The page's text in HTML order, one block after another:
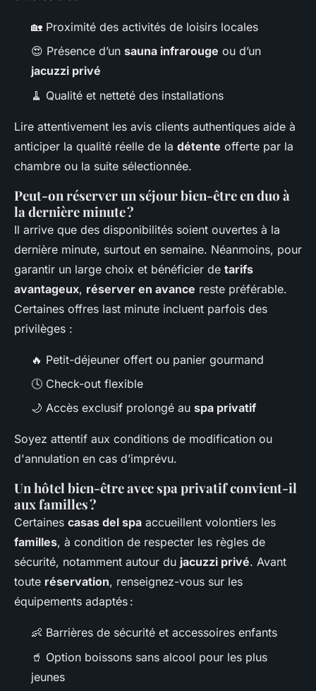
🏡 Proximité des activités de loisirs locales
😍 Présence d’un sauna infrarouge ou d’un
jacuzzi privé
🧹 Qualité et netteté des installations
Lire attentivement les avis clients authentiques aide à
anticiper la qualité réelle de la détente offerte par la
chambre ou la suite sélectionnée.
Peut-on réserver un séjour bien-être en duo à
la dernière minute ?
Il arrive que des disponibilités soient ouvertes à la
dernière minute, surtout en semaine. Néanmoins, pour
garantir un large choix et bénéficier de tarifs
avantageux, réserver en avance reste préférable.
Certaines offres last minute incluent parfois des
privilèges :
🔥 Petit-déjeuner offert ou panier gourmand
🕓 Check-out flexible
🌙 Accès exclusif prolongé au spa privatif
Soyez attentif aux conditions de modification ou
d'annulation en cas d’imprévu.
Un hôtel bien-être avec spa privatif convient-il
aux familles ?
Certaines casas del spa accueillent volontiers les
familles, à condition de respecter les règles de
sécurité, notamment autour du jacuzzi privé. Avant
toute réservation, renseignez-vous sur les
équipements adaptés :
👶 Barrières de sécurité et accessoires enfants
🥤 Option boissons sans alcool pour les plus
jeunes